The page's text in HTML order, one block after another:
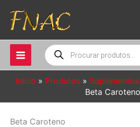
para
conteúdo
Pesquisar
produtos
Início Produtos Suplementos
Beta Caroteno
Beta Caroteno